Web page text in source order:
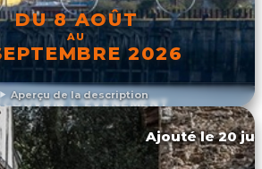
Aperçu de la description
DU 8 AOÛT
AU
2026
L'ÉVÉNEMENT
Ajouté le 20